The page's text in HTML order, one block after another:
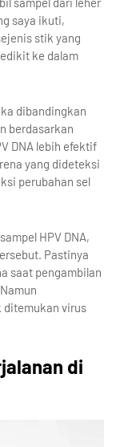
saya ikuti,
stik yang
ke dalam
dibandingkan
berdasarkan
DNA lebih efektif
yang dideteksi
perubahan sel
HPV DNA,
Pastinya
saat pengambilan
ditemukan virus
di